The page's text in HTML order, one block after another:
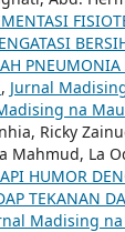
, Jurnal
na
Ricky
Mahmud, La
HUMOR
TEKANAN
Madising